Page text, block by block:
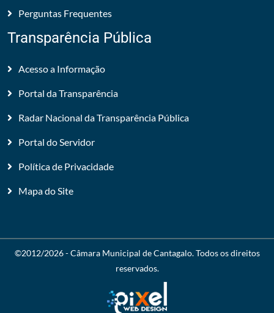
Perguntas Frequentes
Transparência Pública
Acesso a Informação
Portal da Transparência
Radar Nacional da Transparência Pública
Portal do Servidor
Política de Privacidade
Mapa do Site
©2012/2026 -Câmara Municipal de Cantagalo. Todos os direitos
reservados.